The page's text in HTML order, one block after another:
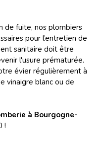
de fuite, nos plombiers
pour l’entretien de
sanitaire doit être
l'usure prématurée.
évier régulièrement à
vinaigre blanc ou de
à Bourgogne-
!